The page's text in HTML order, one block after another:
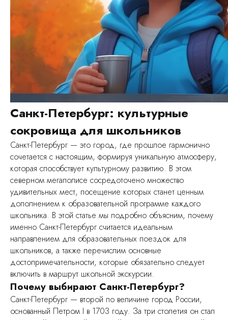
Санкт-Петербург: культурные
сокровища для школьников
Санкт-Петербург — это город, где прошлое гармонично
сочетается с настоящим, формируя уникальную атмосферу,
которая способствует культурному развитию. В этом
северном мегаполисе сосредоточено множество
удивительных мест, посещение которых станет ценным
дополнением к образовательной программе каждого
школьника. В этой статье мы подробно объясним, почему
именно Санкт-Петербург считается идеальным
направлением для образовательных поездок для
школьников, а также перечислим основные
достопримечательности, которые обязательно следует
включить в маршрут школьной экскурсии.
Почему выбирают Санкт-Петербург?
Санкт-Петербург — второй по величине город России,
основанный Петром I в 1703 году. За три столетия он стал